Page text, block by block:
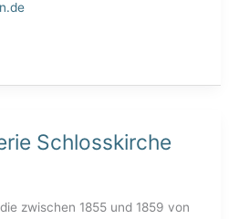
Schlosskirche
zwischen 1855 und 1859 von